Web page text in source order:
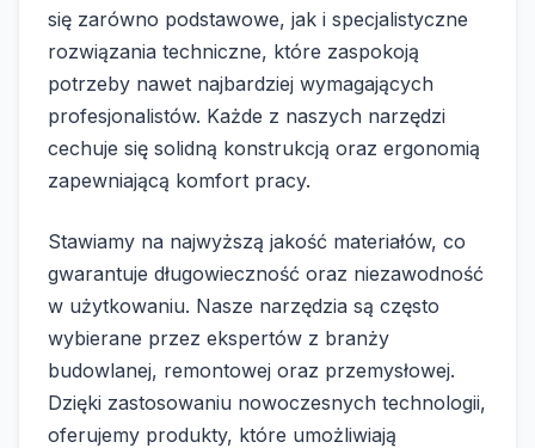
się zarówno podstawowe, jak i specjalistyczne
rozwiązania techniczne, które zaspokoją
potrzeby nawet najbardziej wymagających
profesjonalistów. Każde z naszych narzędzi
cechuje się solidną konstrukcją oraz ergonomią
zapewniającą komfort pracy.
Stawiamy na najwyższą jakość materiałów, co
gwarantuje długowieczność oraz niezawodność
w użytkowaniu. Nasze narzędzia są często
wybierane przez ekspertów z branży
budowlanej, remontowej oraz przemysłowej.
Dzięki zastosowaniu nowoczesnych technologii,
oferujemy produkty, które umożliwiają